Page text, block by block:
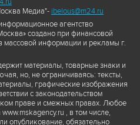
Медиа"- ibelous@m24.ru
агентство
создано при финансовой
массовой информации и рекламы г.
материалы, товарные знаки и
но, не ограничиваясь: тексты,
графические изображения
с законодательством
праве и смежных правах. Любое
, в том числе,
опубликование, обязательно